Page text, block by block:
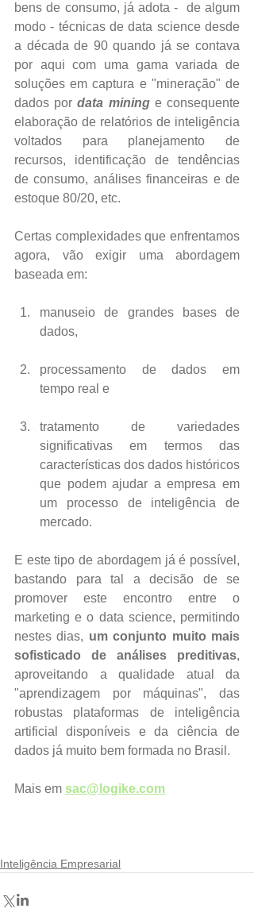
bens de consumo, já adota -  de algum
modo - técnicas de data science desde
a década de 90 quando já se contava
por aqui com uma gama variada de
soluções em captura e "mineração" de
dados por data mining e consequente
elaboração de relatórios de inteligência
voltados para planejamento de
recursos, identificação de tendências
de consumo, análises financeiras e de
estoque 80/20, etc.
Certas complexidades que enfrentamos
agora, vão exigir uma abordagem
baseada em:
manuseio de grandes bases de
dados,
processamento de dados em
tempo real e
tratamento de variedades
significativas em termos das
características dos dados históricos
que podem ajudar a empresa em
um processo de inteligência de
mercado.
E este tipo de abordagem já é possível,
bastando para tal a decisão de se
promover este encontro entre o
marketing e o data science, permitindo
nestes dias, um conjunto muito mais
sofisticado de análises preditivas,
aproveitando a qualidade atual da
"aprendizagem por máquinas", das
robustas plataformas de inteligência
artificial disponíveis e da ciência de
dados já muito bem formada no Brasil.
Mais em sac@logike.com
Inteligência Empresarial